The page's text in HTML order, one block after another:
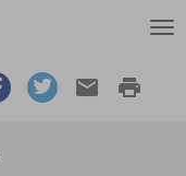
email print